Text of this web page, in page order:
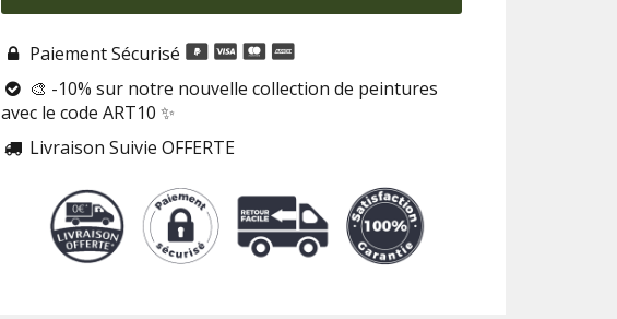
 Paiement Sécurisé

🎨 -10% sur notre nouvelle collection de peintures
avec le code ART10 ✨
 Livraison Suivie OFFERTE